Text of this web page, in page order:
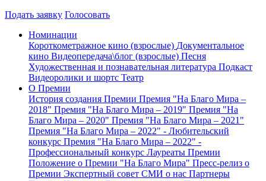
Подать заявку Голосовать
Номинации
Короткометражное кино (взрослые) Документальное
кино Видеопередача\блог (взрослые) Песня
Художественная и познавательная литература Подкаст
Видеоролики и шортс Театр
О Премии
История создания Премии Премия "На Благо Мира –
2018" Премия "На Благо Мира – 2019" Премия "На
Благо Мира – 2020" Премия "На Благо Мира – 2021"
Премия "На Благо Мира – 2022" - Любительский
конкурс Премия "На Благо Мира – 2022" -
Профессиональный конкурс Лауреаты Премии
Положение о Премии "На Благо Мира" Пресс-релиз о
Премии Экспертный совет СМИ о нас Партнеры